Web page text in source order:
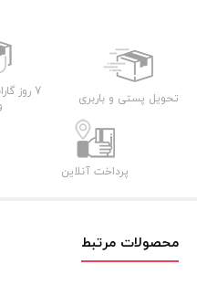
تحویل پستی و باربری
7 روز
پرداخت آنلاین
محصولات مرتبط